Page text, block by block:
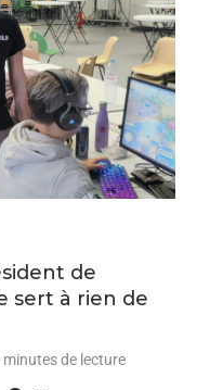
de
sert à rien de
minutes de lecture